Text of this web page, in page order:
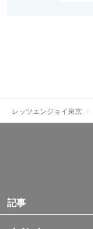
レッツエンジョイ東京
記事